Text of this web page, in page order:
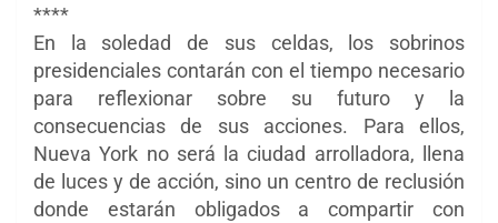
****
En la soledad de sus celdas, los sobrinos
presidenciales contarán con el tiempo necesario
para reflexionar sobre su futuro y la
consecuencias de sus acciones. Para ellos,
Nueva York no será la ciudad arrolladora, llena
de luces y de acción, sino un centro de reclusión
donde estarán obligados a compartir con